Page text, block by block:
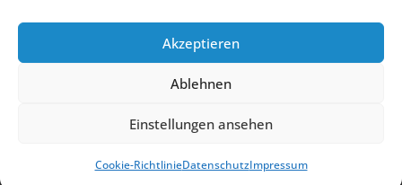
Akzeptieren
Ablehnen
Einstellungen ansehen
Cookie-RichtlinieDatenschutzImpressum
Treffpunkt Ostfildern Ruit | 2022
Scharnhauser Str. 25
treffpunkt.ruit@ostfildern.de